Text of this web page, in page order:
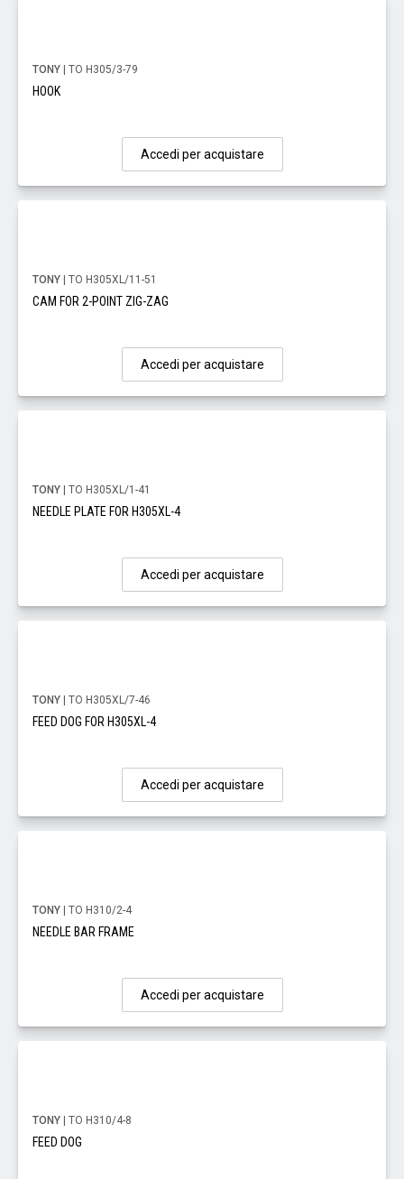
TONY | TO H305/3-79
HOOK
Accedi per acquistare
TONY | TO H305XL/11-51
CAM FOR 2-POINT ZIG-ZAG
Accedi per acquistare
TONY | TO H305XL/1-41
NEEDLE PLATE FOR H305XL-4
Accedi per acquistare
TONY | TO H305XL/7-46
FEED DOG FOR H305XL-4
Accedi per acquistare
TONY | TO H310/2-4
NEEDLE BAR FRAME
Accedi per acquistare
TONY | TO H310/4-8
FEED DOG